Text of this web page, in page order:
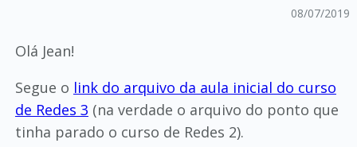
08/07/2019
Olá Jean!
Segue o link do arquivo da aula inicial do curso
de Redes 3 (na verdade o arquivo do ponto que
tinha parado o curso de Redes 2).